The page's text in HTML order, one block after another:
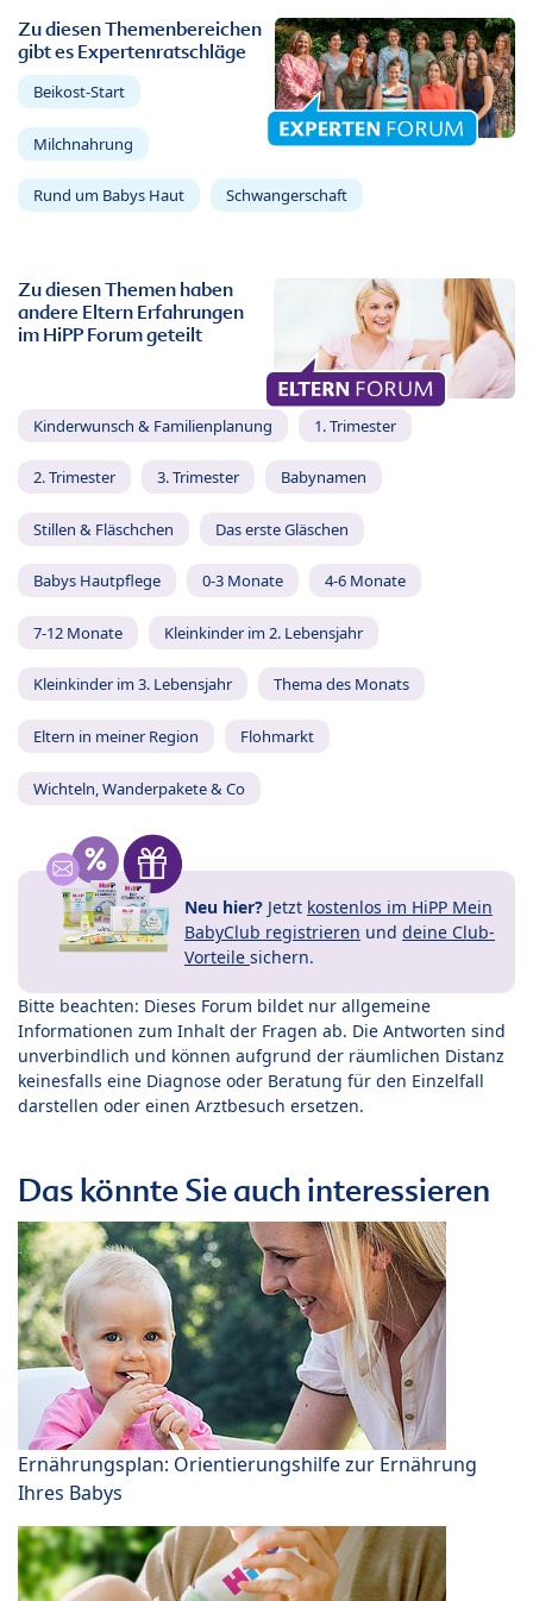
Zu diesen Themenbereichen
gibt es Expertenratschläge
Beikost-Start
Milchnahrung
Rund um Babys Haut Schwangerschaft
Zu diesen Themen haben
andere Eltern Erfahrungen
im HiPP Forum geteilt
Kinderwunsch & Familienplanung 1. Trimester
2. Trimester 3. Trimester Babynamen
Stillen & Fläschchen Das erste Gläschen
Babys Hautpflege 0-3 Monate 4-6 Monate
7-12 Monate Kleinkinder im 2. Lebensjahr
Kleinkinder im 3. Lebensjahr Thema des Monats
Eltern in meiner Region Flohmarkt
Wichteln, Wanderpakete & Co
Neu hier? Jetzt kostenlos im HiPP Mein
BabyClub registrieren und deine Club-
Vorteile sichern.
Bitte beachten: Dieses Forum bildet nur allgemeine
Informationen zum Inhalt der Fragen ab. Die Antworten sind
unverbindlich und können aufgrund der räumlichen Distanz
keinesfalls eine Diagnose oder Beratung für den Einzelfall
darstellen oder einen Arztbesuch ersetzen.
Das könnte Sie auch interessieren
Ernährungsplan: Orientierungshilfe zur Ernährung
Ihres Babys